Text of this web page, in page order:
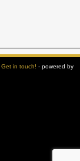
Get in touch! - powered by